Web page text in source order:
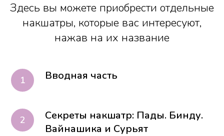
Здесь вы можете приобрести отдельные
накшатры, которые вас интересуют,
нажав на их название
Вводная часть
Секреты накшатр: Пады. Бинду.
Вайнашика и Сурьят